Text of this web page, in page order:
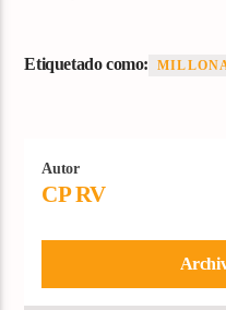
Etiquetado como:
Autor
CP RV